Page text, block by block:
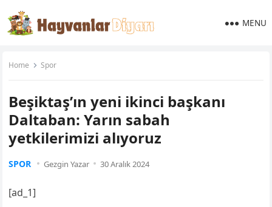
MENU
Home Spor
Beşiktaş’ın yeni ikinci başkanı
Daltaban: Yarın sabah
yetkilerimizi alıyoruz
SPOR Gezgin Yazar 30 Aralık 2024
[ad_1]